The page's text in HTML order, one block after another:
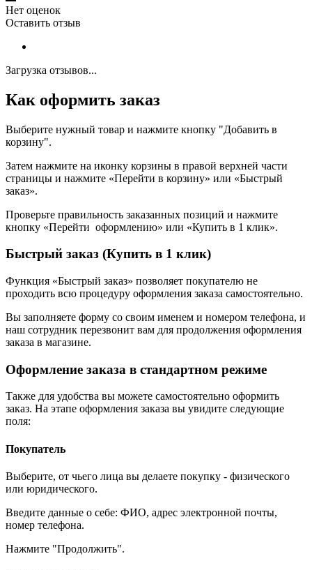
Нет оценок
Оставить отзыв
Загрузка отзывов...
Как оформить заказ
Выберите нужный товар и нажмите кнопку "Добавить в
корзину".
Затем нажмите на иконку корзины в правой верхней части
страницы и нажмите «Перейти в корзину» или «Быстрый
заказ».
Проверьте правильность заказанных позиций и нажмите
кнопку «Перейти оформлению» или «Купить в 1 клик».
Быстрый заказ (Купить в 1 клик)
Функция «Быстрый заказ» позволяет покупателю не
проходить всю процедуру оформления заказа самостоятельно.
Вы заполняете форму со своим именем и номером телефона, и
наш сотрудник перезвонит вам для продолжения оформления
заказа в магазине.
Оформление заказа в стандартном режиме
Также для удобства вы можете самостоятельно оформить
заказ. На этапе оформления заказа вы увидите следующие
поля:
Покупатель
Выберите, от чьего лица вы делаете покупку - физического
или юридического.
Введите данные о себе: ФИО, адрес электронной почты,
номер телефона.
Нажмите "Продолжить".